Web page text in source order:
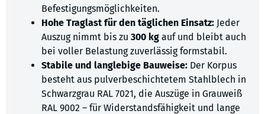
Befestigungsmöglichkeiten.
Hohe Traglast für den täglichen Einsatz: Jeder
Auszug nimmt bis zu 300 kg auf und bleibt auch
bei voller Belastung zuverlässig formstabil.
Stabile und langlebige Bauweise: Der Korpus
besteht aus pulverbeschichtetem Stahlblech in
Schwarzgrau RAL 7021, die Auszüge in Grauweiß
RAL 9002 – für Widerstandsfähigkeit und lange